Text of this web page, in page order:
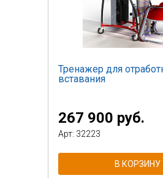
Тренажер для
вставания
267 900 руб.
Арт: 32223
В КОРЗИНУ